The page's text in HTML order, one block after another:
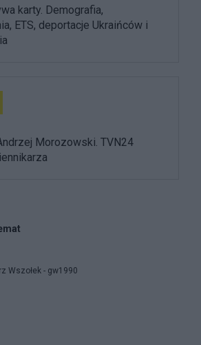
karty. Demografia,
ETS, deportacje Ukraińców i
Morozowski. TVN24
Wszołek - gw1990